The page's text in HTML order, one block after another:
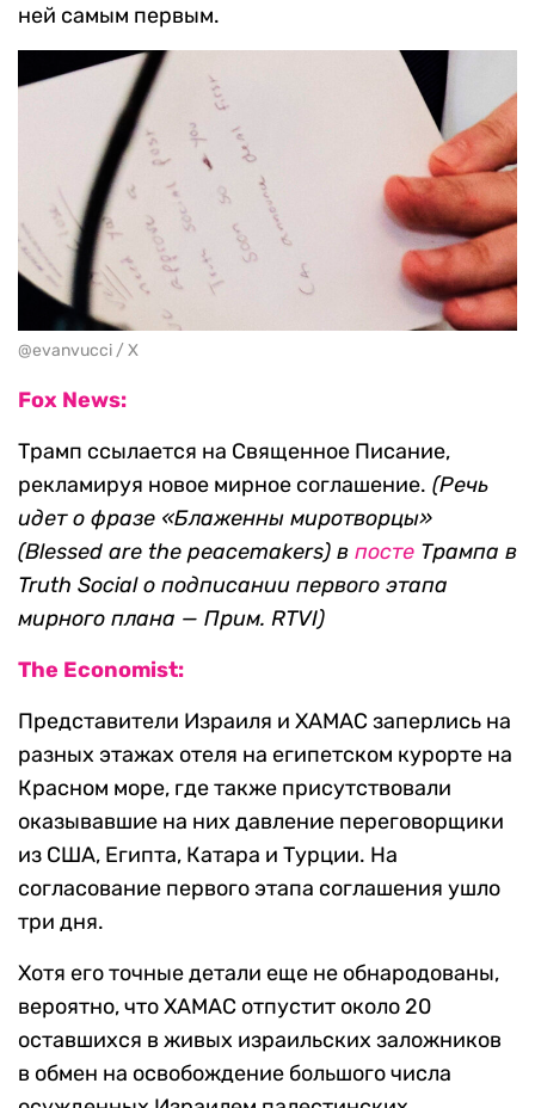
ней самым первым.
@evanvucci / X
Fox News:
Трамп ссылается на Священное Писание,
рекламируя новое мирное соглашение. (Речь
идет о фразе «Блаженны миротворцы»
(Blessed are the peacemakers) в посте Трампа в
Truth Social о подписании первого этапа
мирного плана — Прим. RTVI)
The Economist:
Представители Израиля и ХАМАС заперлись на
разных этажах отеля на египетском курорте на
Красном море, где также присутствовали
оказывавшие на них давление переговорщики
из США, Египта, Катара и Турции. На
согласование первого этапа соглашения ушло
три дня.
Хотя его точные детали еще не обнародованы,
вероятно, что ХАМАС отпустит около 20
оставшихся в живых израильских заложников
в обмен на освобождение большого числа